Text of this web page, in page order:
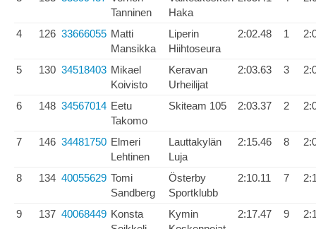
Tanninen
Haka
4 126 33666055 Matti
Mansikka
Liperin
Hiihtoseura
2:02.48 1
5 130 34518403 Mikael
Koivisto
Keravan
Urheilijat
2:03.63 3
6 148 34567014 Eetu
Takomo
Skiteam 105 2:03.37 2
7 146 34481750 Elmeri
Lehtinen
Lauttakylän
Luja
2:15.46 8
8 134 40055629 Tomi
Sandberg
Österby
Sportklubb
2:10.11 7
9 137 40068449 Konsta
Kymin
2:17.47 9